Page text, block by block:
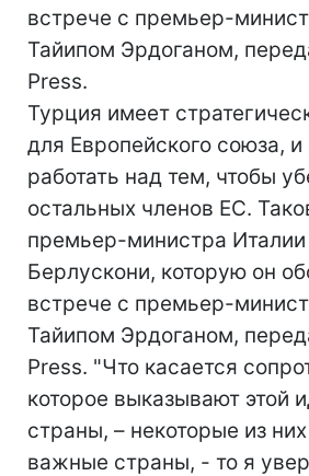
встрече с премьер-
Тайипом Эрдоганом,
Press.
Турция имеет
для Европейского союза,
работать над тем, чтобы
остальных членов ЕС.
премьер-министра
Берлускони, которую он
встрече с премьер-
Тайипом Эрдоганом,
Press. "Что касается
которое выказывают этой
страны, – некоторые из
важные страны, - то я